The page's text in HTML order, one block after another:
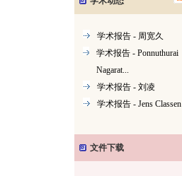
学术报告 - 周宽久
学术报告 - Ponnuthurai
Nagarat...
学术报告 - 刘凌
学术报告 - Jens Classen
文件下载